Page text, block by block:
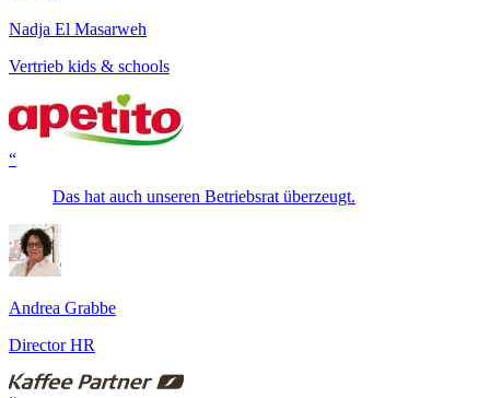
Nadja El Masarweh
Vertrieb kids & schools
“
Das hat auch unseren Betriebsrat überzeugt.
Andrea Grabbe
Director HR